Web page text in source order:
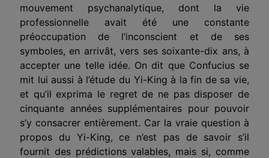
mouvement psychanalytique, dont la vie
professionnelle avait été une constante
préoccupation de l’inconscient et de ses
symboles, en arrivât, vers ses soixante-dix ans, à
accepter une telle idée. On dit que Confucius se
mit lui aussi à l’étude du Yi-King à la fin de sa vie,
et qu’il exprima le regret de ne pas disposer de
cinquante années supplémentaires pour pouvoir
s’y consacrer entièrement. Car la vraie question à
propos du Yi-King, ce n’est pas de savoir s’il
fournit des prédictions valables, mais si, comme